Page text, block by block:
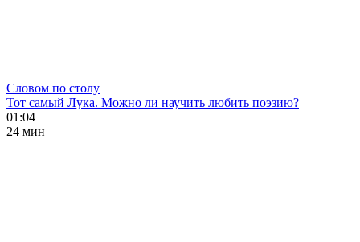
Словом по столу
Тот самый Лука. Можно ли научить любить поэзию?
01:04
24 мин